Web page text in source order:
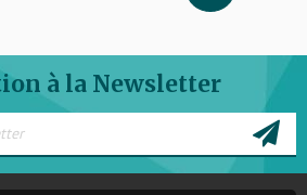
à la Newsletter